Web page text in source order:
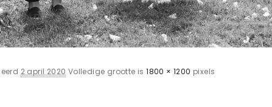
2 april 2020 Volledige grootte is1800 × 1200 pixels